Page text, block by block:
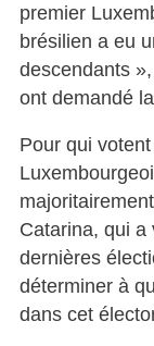
premier
brésilien a eu
descendants
ont demandé
Pour qui
Catarina, qui a
dernières
déterminer à
dans cet